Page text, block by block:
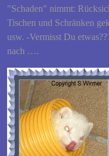
"Schaden" nimmt:
Tischen und Schränken
usw. -Vermisst Du
nach ….